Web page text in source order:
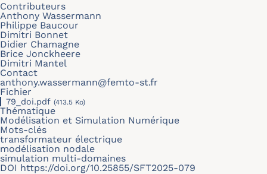
Contributeurs
Anthony Wassermann
Philippe Baucour
Dimitri Bonnet
Didier Chamagne
Brice Jonckheere
Dimitri Mantel
Contact
anthony.wassermann@femto-st.fr
Fichier
79_doi.pdf (413.5 Ko)
Thématique
Modélisation et Simulation Numérique
Mots-clés
transformateur électrique
modélisation nodale
simulation multi-domaines
DOI https://doi.org/10.25855/SFT2025-079